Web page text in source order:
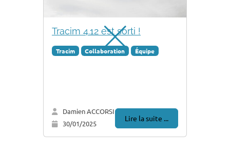
Tracim 4.12 est sorti !
Tracim Collaboration Équipe
Damien ACCORSI
30/01/2025
Lire la suite ...